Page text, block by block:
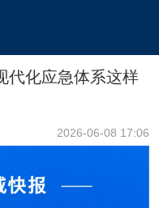
代化应急体系这样
2026-06-08 17:06